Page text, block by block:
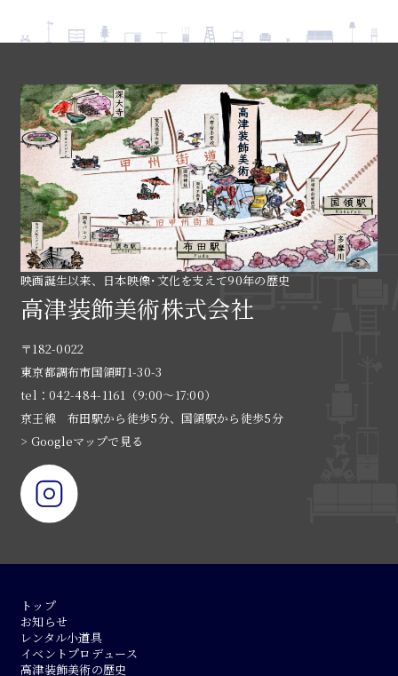
映画誕生以来、日本映像･文化を支えて90年の歴史
高津装飾美術株式会社
〒182-0022
東京都調布市国領町1-30-3
tel：042-484-1161（9:00〜17:00）
京王線 布田駅から徒歩5分、国領駅から徒歩5分
> Googleマップで見る
トップ
お知らせ
レンタル小道具
イベントプロデュース
高津装飾美術の歴史